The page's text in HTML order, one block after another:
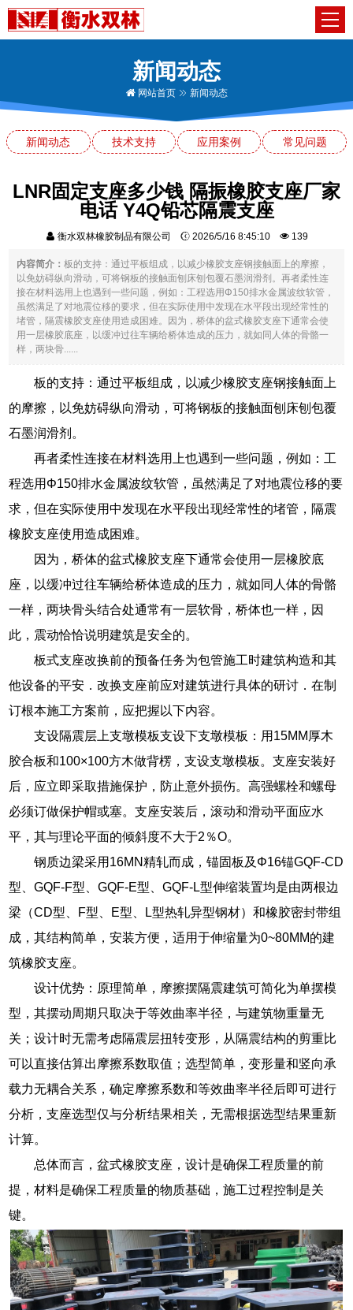
新闻动态
网站首页 新闻动态
新闻动态 技术支持 应用案例 常见问题
LNR固定支座多少钱 隔振橡胶支座厂家
电话 Y4Q铅芯隔震支座
衡水双林橡胶制品有限公司 2026/5/16 8:45:10 139
内容简介：板的支持：通过平板组成，以减少橡胶支座钢接触面上的摩擦，
以免妨碍纵向滑动，可将钢板的接触面刨床刨包覆石墨润滑剂。再者柔性连
接在材料选用上也遇到一些问题，例如：工程选用Φ150排水金属波纹软管，
虽然满足了对地震位移的要求，但在实际使用中发现在水平段出现经常性的
堵管，隔震橡胶支座使用造成困难。因为，桥体的盆式橡胶支座下通常会使
用一层橡胶底座，以缓冲过往车辆给桥体造成的压力，就如同人体的骨骼一
样，两块骨......
板的支持：通过平板组成，以减少橡胶支座钢接触面上
的摩擦，以免妨碍纵向滑动，可将钢板的接触面刨床刨包覆
石墨润滑剂。
再者柔性连接在材料选用上也遇到一些问题，例如：工
程选用Φ150排水金属波纹软管，虽然满足了对地震位移的要
求，但在实际使用中发现在水平段出现经常性的堵管，隔震
橡胶支座使用造成困难。
因为，桥体的盆式橡胶支座下通常会使用一层橡胶底
座，以缓冲过往车辆给桥体造成的压力，就如同人体的骨骼
一样，两块骨头结合处通常有一层软骨，桥体也一样，因
此，震动恰恰说明建筑是安全的。
板式支座改换前的预备任务为包管施工时建筑构造和其
他设备的平安．改换支座前应对建筑进行具体的研讨．在制
订根本施工方案前，应把握以下内容。
支设隔震层上支墩模板支设下支墩模板：用15MM厚木
胶合板和100×100方木做背楞，支设支墩模板。支座安装好
后，应立即采取措施保护，防止意外损伤。高强螺栓和螺母
必须订做保护帽或塞。支座安装后，滚动和滑动平面应水
平，其与理论平面的倾斜度不大于2％O。
钢质边梁采用16MN精轧而成，锚固板及Φ16锚GQF-CD
型、GQF-F型、GQF-E型、GQF-L型伸缩装置均是由两根边
梁（CD型、F型、E型、L型热轧异型钢材）和橡胶密封带组
成，其结构简单，安装方便，适用于伸缩量为0~80MM的建
筑橡胶支座。
设计优势：原理简单，摩擦摆隔震建筑可简化为单摆模
型，其摆动周期只取决于等效曲率半径，与建筑物重量无
关；设计时无需考虑隔震层扭转变形，从隔震结构的剪重比
可以直接估算出摩擦系数取值；选型简单，变形量和竖向承
载力无耦合关系，确定摩擦系数和等效曲率半径后即可进行
分析，支座选型仅与分析结果相关，无需根据选型结果重新
计算。
总体而言，盆式橡胶支座，设计是确保工程质量的前
提，材料是确保工程质量的物质基础，施工过程控制是关
键。